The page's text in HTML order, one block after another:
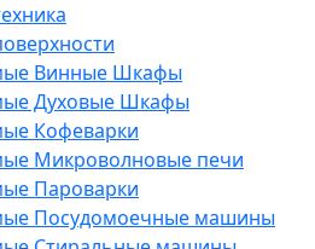
Винные Шкафы
Духовые Шкафы
Кофеварки
Микроволновые печи
Пароварки
Посудомоечные машины